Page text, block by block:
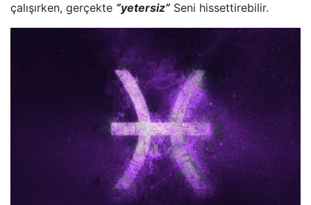
çalışırken, gerçekte “yetersiz” Seni hissettirebilir.